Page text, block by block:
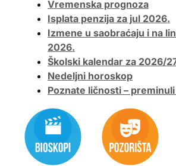
Vremenska prognoza
Isplata penzija za jul 2026.
Izmene u saobraćaju i na
2026.
Školski kalendar za 2026/
Nedeljni horoskop
Poznate ličnosti –